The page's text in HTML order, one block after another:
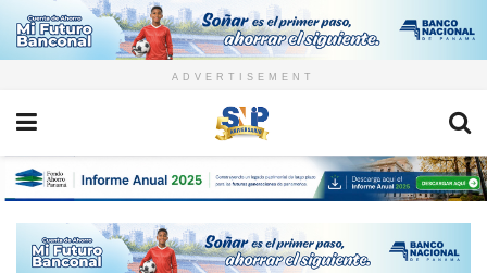
ADVERTISEMENT